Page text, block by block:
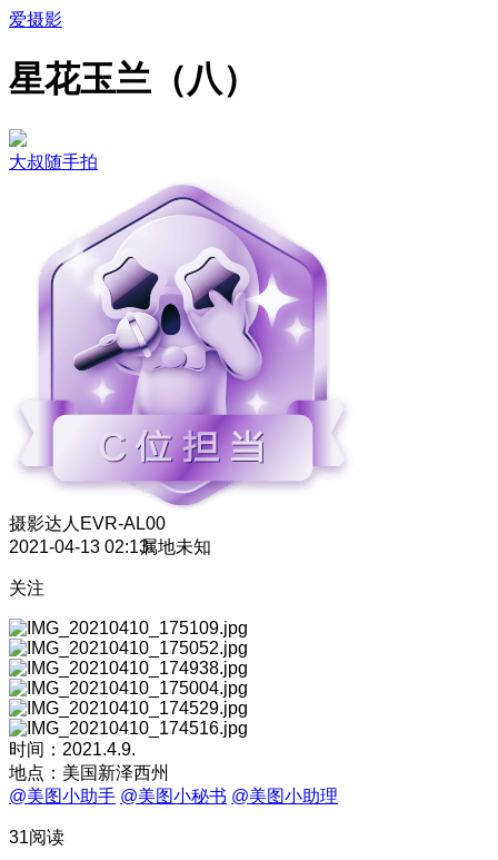
爱摄影
星花玉兰（八）
大叔随手拍
摄影达人 EVR-AL00
2021-04-13 02:13属地未知
关注
时间：2021.4.9.
地点：美国新泽西州
@美图小助手 @美图小秘书 @美图小助理
31阅读